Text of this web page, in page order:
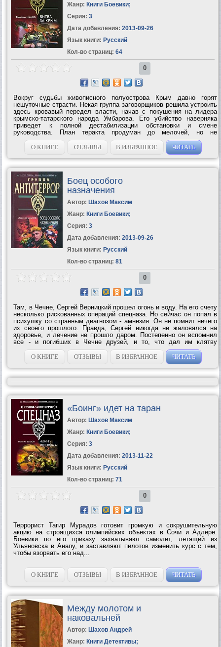
Жанр: Книги Боевики;
Серия: 3
Дата добавления: 2013-09-26
Язык книги: Русский
Кол-во страниц: 64
0
Вокруг судьбы живописного полуострова Крым давно горят
нешуточные страсти. Некая группа заговорщиков решила устроить
здесь кровавый передел власти, начав с покушения на лидера
крымско-татарского народа Умбарова. Его убийство наверняка
приведет к полной дестабилизации обстановки и смене
руководства. План теракта продуман до мелочей, но не
застрахован от случайностей. Полковник ФСБ Виктор Логинов,
получив точную наводку, уже...
О КНИГЕ ОТЗЫВЫ В ИЗБРАННОЕ ЧИТАТЬ
Боец особого
назначения
Автор: Шахов Максим
Жанр: Книги Боевики;
Серия: 3
Дата добавления: 2013-09-26
Язык книги: Русский
Кол-во страниц: 81
0
Там, в Чечне, Сергей Верницкий прошел огонь и воду. На его счету
несколько рискованных операций спецназа. Но сейчас он попал в
психушку со странным диагнозом - амнезия. Он не помнит ничего
из своего прошлого. Правда, Сергей никогда не жаловался на
здоровье, и лечение не прошло даром. Постепенно он вспомнил
все - и погибших в Чечне друзей, и то, что дал им клятву
отомстить тем, кто развязал позорную войну и нажился на ней.
Значит, для него...
О КНИГЕ ОТЗЫВЫ В ИЗБРАННОЕ ЧИТАТЬ
«Боинг» идет на таран
Автор: Шахов Максим
Жанр: Книги Боевики;
Серия: 3
Дата добавления: 2013-11-22
Язык книги: Русский
Кол-во страниц: 71
0
Террорист Тагир Мурадов готовит громкую и сокрушительную
акцию на строящихся олимпийских объектах в Сочи и Адлере.
Боевики по его приказу захватывают самолет, летящий из
Ульяновска в Анапу, и заставляют пилотов изменить курс с тем,
чтобы взорвать его над...
О КНИГЕ ОТЗЫВЫ В ИЗБРАННОЕ ЧИТАТЬ
Между молотом и
наковальней
Автор: Шахов Андрей
Жанр: Книги Детективы;